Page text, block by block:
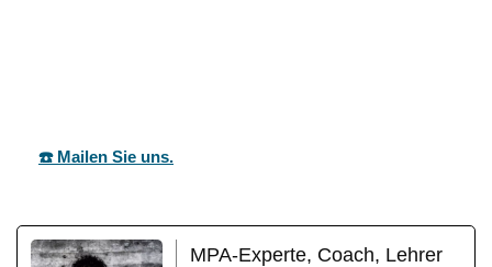
☎️ Mailen Sie uns.
MPA-Experte, Coach, Lehrer